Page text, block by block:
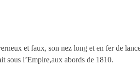
et faux, son nez long et en fer de
sous l’Empire,aux abords de 1810.